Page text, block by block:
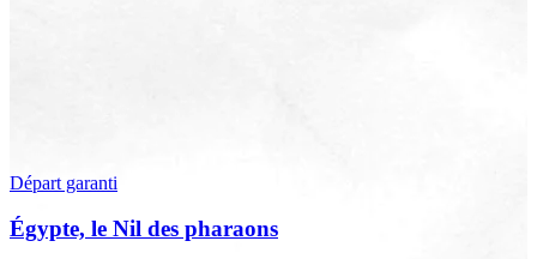
Départ garanti
Égypte, le Nil des pharaons